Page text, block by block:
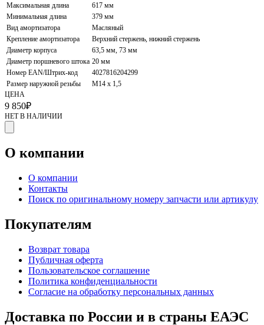
Максимальная длина
617 мм
Минимальная длина
379 мм
Вид амортизатора
Масляный
Крепление амортизатора
Верхний стержень, нижний стержень
Диаметр корпуса
63,5 мм, 73 мм
Диаметр поршневого штока 20 мм
Номер EAN/Штрих-код
4027816204299
Размер наружной резьбы
M14 x 1,5
ЦЕНА
9 850₽
НЕТ В НАЛИЧИИ
О компании
О компании
Контакты
Поиск по оригинальному номеру запчасти или артикулу
Покупателям
Возврат товара
Публичная оферта
Пользовательское соглашение
Политика конфиденциальности
Согласие на обработку персональных данных
Доставка по России и в страны ЕАЭС